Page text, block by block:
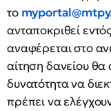
το
ανταποκριθεί
αναφέρεται στο
αίτηση δανείου
δυνατότητα να
πρέπει να